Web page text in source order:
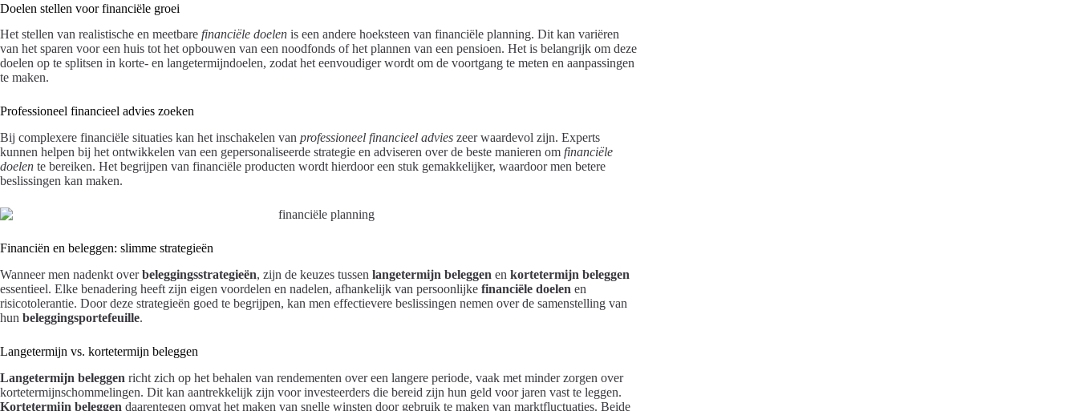
Doelen stellen voor financiële groei
Het stellen van realistische en meetbare financiële doelen is een andere hoeksteen van financiële planning. Dit kan variëren
van het sparen voor een huis tot het opbouwen van een noodfonds of het plannen van een pensioen. Het is belangrijk om deze
doelen op te splitsen in korte- en langetermijndoelen, zodat het eenvoudiger wordt om de voortgang te meten en aanpassingen
te maken.
Professioneel financieel advies zoeken
Bij complexere financiële situaties kan het inschakelen van professioneel financieel advies zeer waardevol zijn. Experts
kunnen helpen bij het ontwikkelen van een gepersonaliseerde strategie en adviseren over de beste manieren om financiële
doelen te bereiken. Het begrijpen van financiële producten wordt hierdoor een stuk gemakkelijker, waardoor men betere
beslissingen kan maken.
Financiën en beleggen: slimme strategieën
Wanneer men nadenkt overbeleggingsstrategieën, zijn de keuzes tussen langetermijn beleggen en kortetermijn beleggen
essentieel. Elke benadering heeft zijn eigen voordelen en nadelen, afhankelijk van persoonlijke financiële doelen en
risicotolerantie. Door deze strategieën goed te begrijpen, kan men effectievere beslissingen nemen over de samenstelling van
hun beleggingsportefeuille.
Langetermijn vs. kortetermijn beleggen
Langetermijn beleggen richt zich op het behalen van rendementen over een langere periode, vaak met minder zorgen over
kortetermijnschommelingen. Dit kan aantrekkelijk zijn voor investeerders die bereid zijn hun geld voor jaren vast te leggen.
Kortetermijn beleggen daarentegen omvat het maken van snelle winsten door gebruik te maken van marktfluctuaties. Beide